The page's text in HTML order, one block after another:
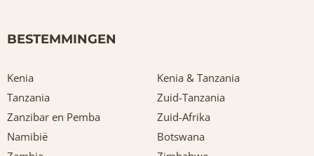
BESTEMMINGEN
Kenia
Kenia & Tanzania
Tanzania
Zuid-Tanzania
Zanzibar en Pemba
Zuid-Afrika
Namibië
Botswana